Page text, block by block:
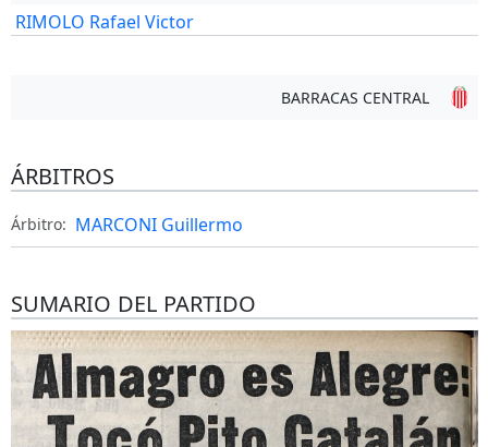
RIMOLO Rafael Victor
BARRACAS CENTRAL
ÁRBITROS
Árbitro: MARCONI Guillermo
SUMARIO DEL PARTIDO